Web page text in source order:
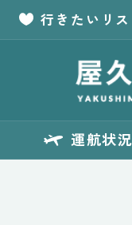
【
遺
行きたいリス
運航状況